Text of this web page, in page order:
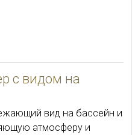
с видом на
вид на бассейн и
атмосферу и